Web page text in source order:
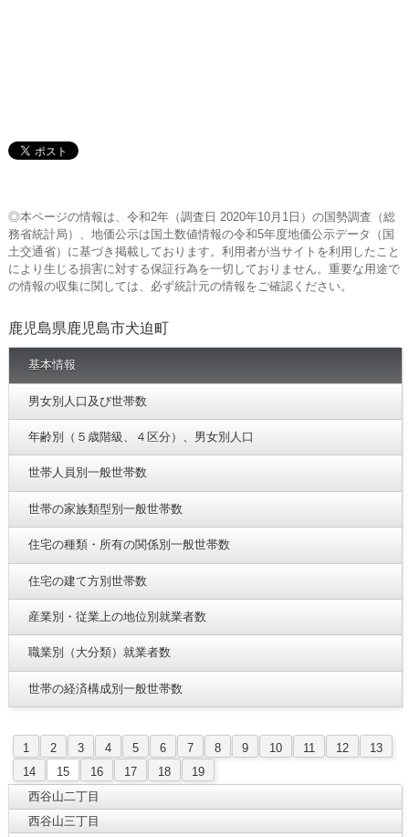
◎本ページの情報は、令和2年（調査日 2020年10月1日）の国勢調査（総
務省統計局）、地価公示は国土数値情報の令和5年度地価公示データ（国
土交通省）に基づき掲載しております。利用者が当サイトを利用したこと
により生じる損害に対する保証行為を一切しておりません。重要な用途で
の情報の収集に関しては、必ず統計元の情報をご確認ください。
鹿児島県鹿児島市犬迫町
基本情報
男女別人口及び世帯数
年齢別（５歳階級、４区分）、男女別人口
世帯人員別一般世帯数
世帯の家族類型別一般世帯数
住宅の種類・所有の関係別一般世帯数
住宅の建て方別世帯数
産業別・従業上の地位別就業者数
職業別（大分類）就業者数
世帯の経済構成別一般世帯数
1 2 3 4 5 6 7 8 9 10 11 12
13
14
15 16 17 18
19
西谷山二丁目
西谷山三丁目